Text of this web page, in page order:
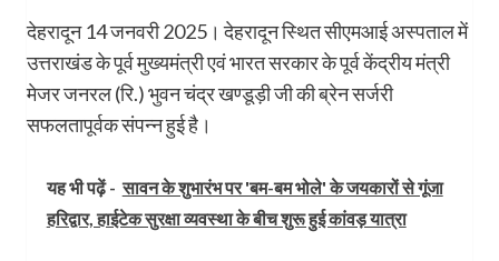
देहरादून 14 जनवरी 2025। देहरादून स्थित सीएमआई अस्पताल में
उत्तराखंड के पूर्व मुख्यमंत्री एवं भारत सरकार के पूर्व केंद्रीय मंत्री
मेजर जनरल (रि.) भुवन चंद्र खण्डूड़ी जी की ब्रेन सर्जरी
सफलतापूर्वक संपन्न हुई है।
यह भी पढ़ें - सावन के शुभारंभ पर 'बम-बम भोले' के जयकारों से गूंजा
हरिद्वार, हाईटेक सुरक्षा व्यवस्था के बीच शुरू हुई कांवड़ यात्रा